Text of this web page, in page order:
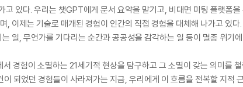
있다. 우리는 챗GPT에게 문서 요약을 맡기고, 비대면 미팅 플랫폼
, 이제는 기술로 매개된 경험이 인간의 직접 경험을 대체해 나가고 있
일, 무언가를 기다리는 순간과 공공성을 감각하는 일 등이 멸종 위기
서 경험이 소멸하는 21세기적 현상을 탐구하고 그 소멸이 갖는 의미를
되었던 경험들이 사라져가는 지금, 우리에게 이 흐름을 전복할 지적